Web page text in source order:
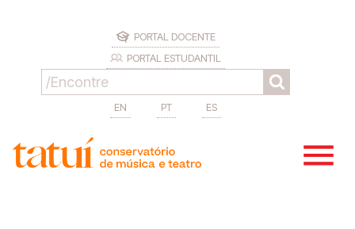
PORTAL DOCENTE
PORTAL ESTUDANTIL
EN PT ES